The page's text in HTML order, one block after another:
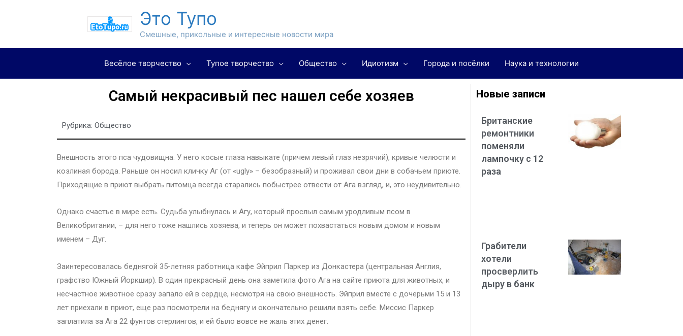
Это Тупо
Смешные, прикольные и интересные новости мира
Весёлое творчество Тупое творчество Общество Идиотизм Города и посёлки Наука и технологии
Самый некрасивый пес нашел себе хозяев
Рубрика: Общество
Внешность этого пса чудовищна. У него косые глаза навыкате (причем левый глаз незрячий), кривые челюсти и
козлиная борода. Раньше он носил кличку Аг (от «ugly» – безобразный) и проживал свои дни в собачьем приюте.
Приходящие в приют выбрать питомца всегда старались побыстрее отвести от Ага взгляд, и, это неудивительно.
Однако счастье в мире есть. Судьба улыбнулась и Агу, который прослыл самым уродливым псом в
Великобритании, – для него тоже нашлись хозяева, и теперь он может похвастаться новым домом и новым
именем – Дуг.
Заинтересовалась беднягой 35-летняя работница кафе Эйприл Паркер из Донкастера (центральная Англия,
графство Южный Йоркшир). В один прекрасный день она заметила фото Ага на сайте приюта для животных, и
несчастное животное сразу запало ей в сердце, несмотря на свою внешность. Эйприл вместе с дочерьми 15 и 13
лет приехали в приют, еще раз посмотрели на беднягу и окончательно решили взять себе. Миссис Паркер
заплатила за Ага 22 фунтов стерлингов, и ей было вовсе не жаль этих денег.
Новые записи
Британские
ремонтники
поменяли
лампочку с 12
раза
Грабители
хотели
просверлить
дыру в банк